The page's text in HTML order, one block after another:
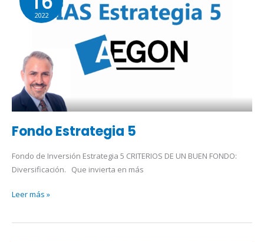
2022
Fondo Estrategia 5
Fondo de Inversión Estrategia 5 CRITERIOS DE UN BUEN FONDO:
Diversificación. Que invierta en más
Leer más »